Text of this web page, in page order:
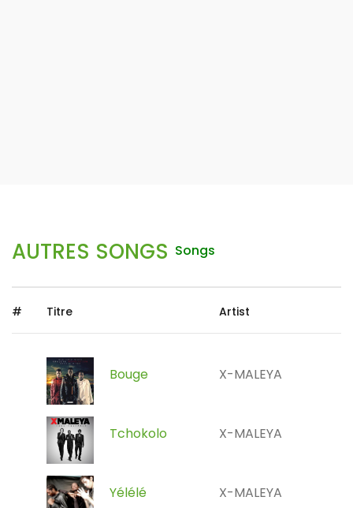
AUTRES SONGS Songs
# Titre Artist
Bouge X-MALEYA
Tchokolo X-MALEYA
Yélélé X-MALEYA